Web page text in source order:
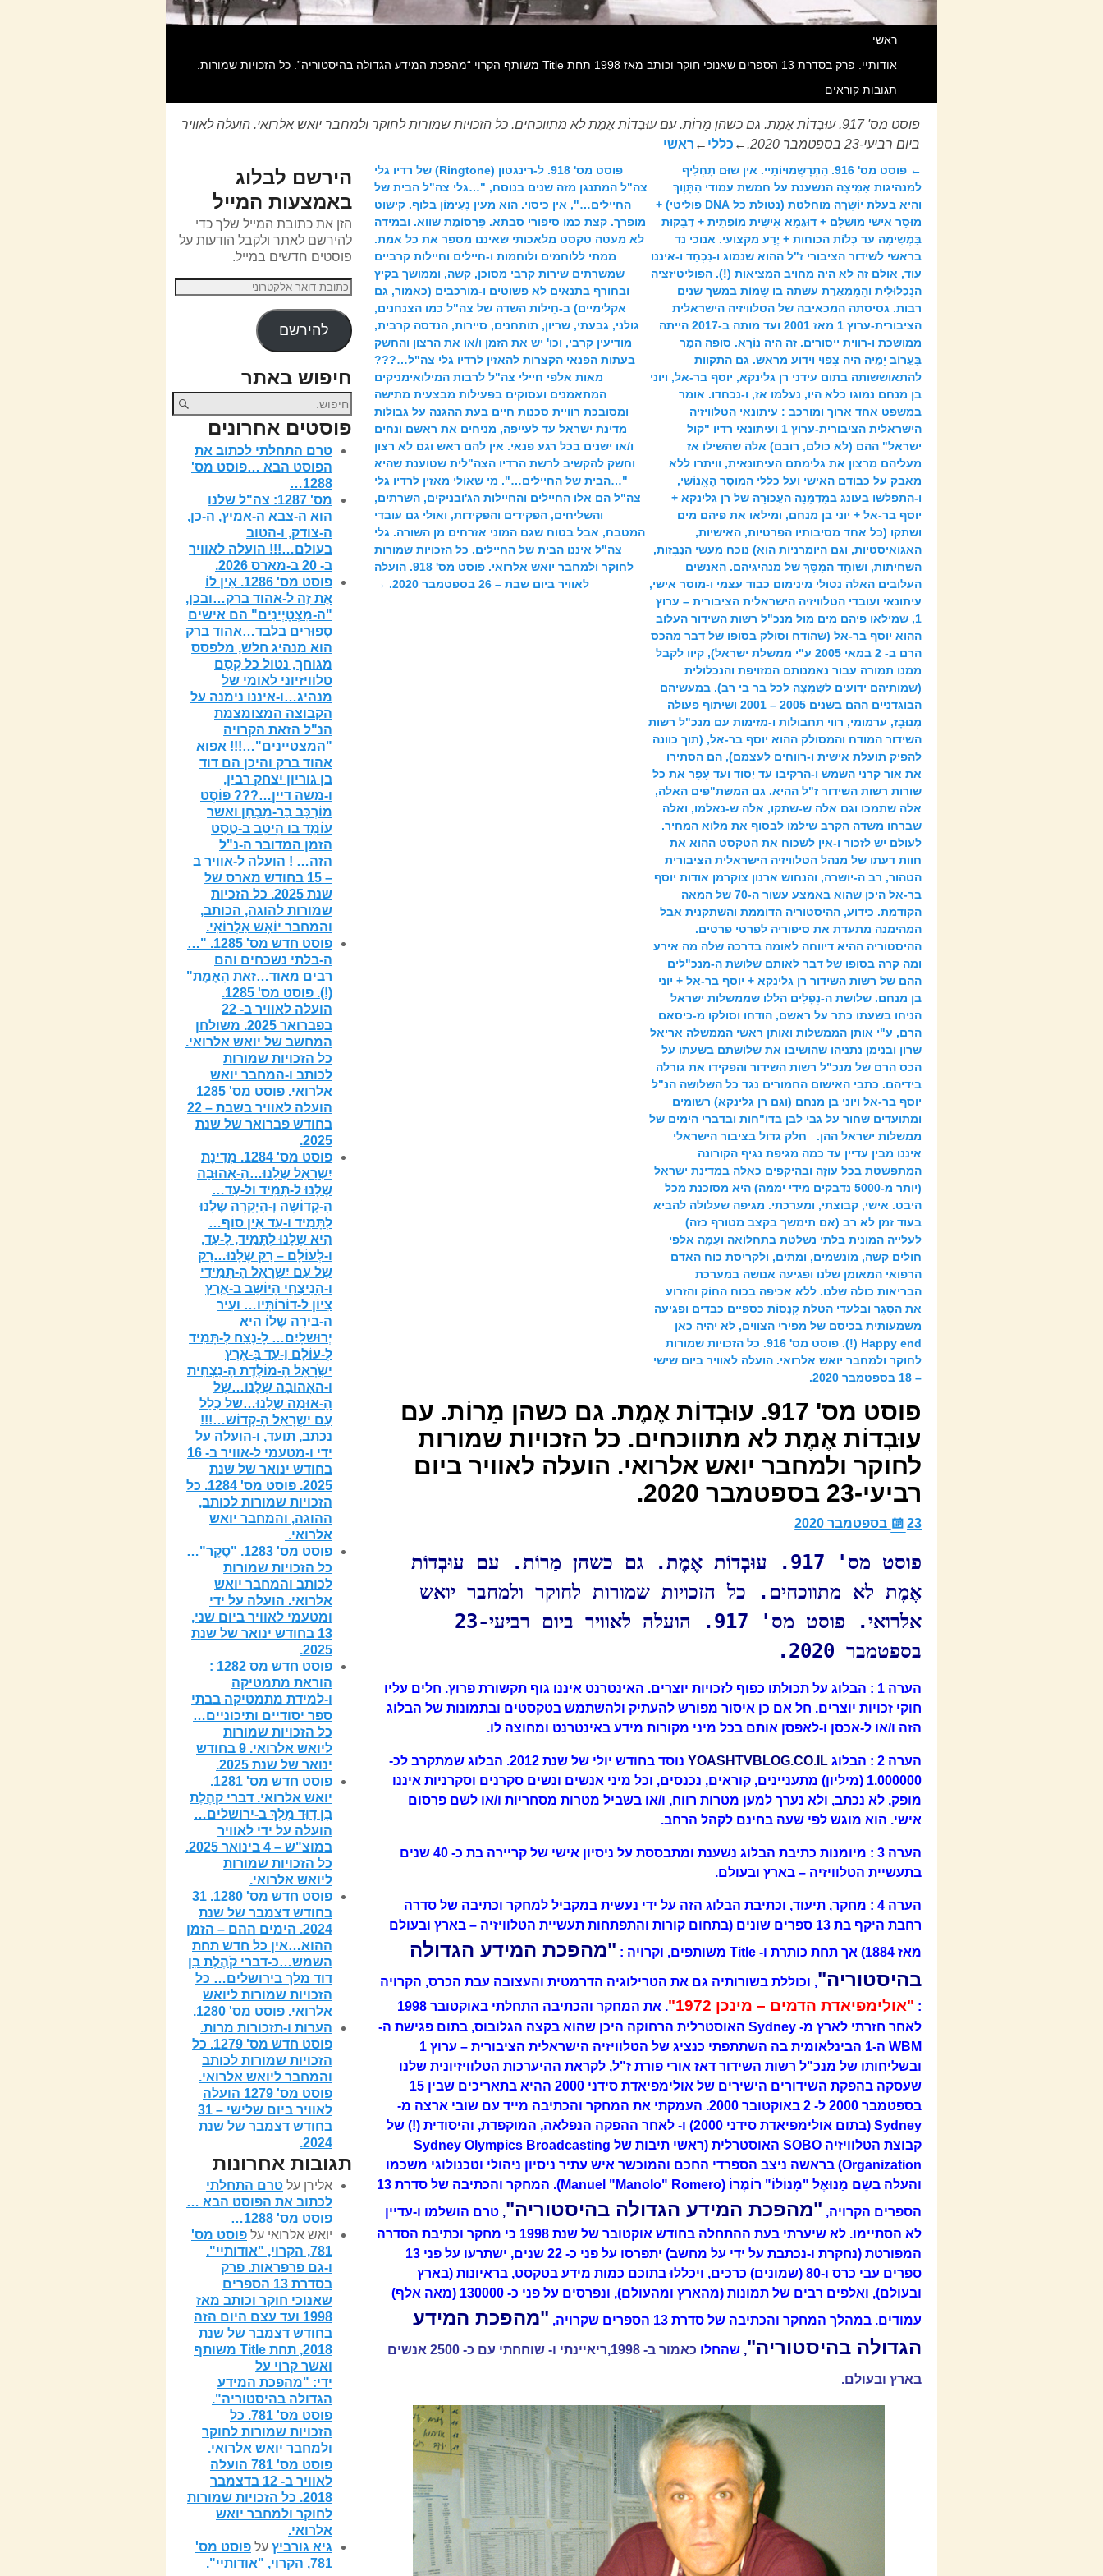
ראשי
אודותיי. פרק בסדרת 13 הספרים שאנוכי חוקר וכותב מאז 1998 תחת Title משותף הקרוי “מהפכת המידע הגדולה בהיסטוריה”. כל הזכויות שמורות.
תגובות קוראים
פוסט מס' 917. עוּבְדוֹת אֶמֶת. גם כשהן מַרוֹת. עם עוּבְדוֹת אֶמֶת לא מתווכחים. כל הזכויות שמורות לחוקר ולמחבר יואש אלרואי. הועלה לאוויר
ביום רביעי-23 בספטמבר 2020.
← כללי ← ראשי
ניווט בפוסטים
←
פוסט מס' 916. הִתְּרָשְמוּיוֹתַיי. אין שוּם תָּחְלִיף
למנהיגות אַמִיצָה הנשענת על חמשת עמודי הַתָּוֶוךְ
והיא בעלת יוֹשְרָה מוחלטת (נטולת כל DNA פוליטי) +
מוּסָר אישי מוּשְלָם + דוּגְמָא אִישִית מוֹפְתִית + דְבֵקוּת
בַּמְשִימָה עד כְּלוֹת הכוחות + יֶדַע מקצועי. אנוכי נד
בראשי לשידור הציבורי ז"ל ההוא שנמוג ו-נִכְחַד ו-איננו
עוד, אולם זה לא היה מחויב המציאות (!). הפוליטיזציה
הנַכְלוּלִית והָמַמְאֶרֶת עשתה בו שַמוֹת במשך שנים
רבות. גסיסתה המכאיבה של הטלוויזיה הישראלית
הציבורית-ערוץ 1 מאז 2001 ועד מותה ב-2017 הייתה
ממושכת ו-רווית ייסורים. זה היה נוֹרָא. סופה המַר
בַּעֲרוֹב יָמֶיה היה צָפוּי וידוע מראש. גם התקוות
להתאוששותה בתום עידני רן גלינקא, יוסף בר-אל, ויוני
בן מנחם נמוגו כלא היו, נעלמו אז, ו-נכחדו. אומר
במשפט אחד ארוך ומורכב : עיתונאי הטלוויזיה
הישראלית הציבורית-ערוץ 1 ועיתונאי רדיו "קול
ישראל" ההם (לא כולם, רובם) אלה שהשילו אז
מעליהם מרצון את גלימתם העיתונאית, וויתרו ללא
מאבק על כבודם האישי ועל כללי המוּסָר הָאֱנוֹשִי,
ו-התפלשו בעונג במַדְמֵנָה העֲכוּרָה של רן גלינקא +
יוסף בר-אל + יוני בן מנחם, ומילאו את פיהם מים
ושתקו (כל אחד מסיבותיו הפרטיות, האישיות,
האגואיסטיות, וגם היומרניות הוא) נוכח מעשי הנִבְזוּת,
השחיתות, ושוֹחַד המַסָּךְ של מנהיגיהם. האנשים
העלובים האלה נטולי מינימום כבוד עצמי ו-מוסר אישי,
עיתונאי ועובדי הטלוויזיה הישראלית הציבורית – ערוץ
1, שמילאו פיהם מים מול מנכ"ל רשות השידור העלוב
ההוא יוסף בר-אל (שהודח וסולק בסופו של דבר מהכס
הרם ב- 2 במאי 2005 ע"י ממשלת ישראל), קיוו לקבל
ממנו תמורה עבור נאמנותם המזויפת והנכלולית
(שמותיהם ידועים לשִמְצָה לכל בר בי רב). במעשיהם
הבוגדניים ההם בשנים 2005 – 2001 ושיתוף פעולה
מְנוּבָז, ערמומי, רווי תחבולות ו-מזימות עם מנכ"ל רשות
השידור המודח והמסולק ההוא יוסף בר-אל, (תוך כוונה
להפיק תועלת אישית ו-רווחים לעצמם), הם הסתירו
את אוֹר קרני השמש ו-הרקיבו עד יְסוֹד ועד עָפָר את כל
שורות רשות השידור ז"ל ההיא. גם המשת"פים האלה,
אלה שתמכו וגם אלה ש-שתקו, אלה ש-נאלמו, ואלה
שברחו משדה הקרב שילמו לבסוף את מלוא המחיר.
לעולם יש לזכור ו-אין לשכוח את הטקסט ההוא את
חוות דעתו של מנהל הטלוויזיה הישראלית הציבורית
הטהור, רב ה-יושרה, והנחוש ארנון צוקרמן אודות יוסף
בר-אל היכן שהוא באמצע עשור ה-70 של המאה
הקודמת. כידוע, ההיסטוריה הדוממת והשתקנית אבל
המהימנה מתעדת את סיפוריה לפרטי פרטים.
ההיסטוריה ההיא דיווחה לאומה בדרכה שלה מה אירע
ומה קרה בסופו של דבר לאותם שלושת ה-מנכ"לים
ההם של רשות השידור רן גלינקא + יוסף בר-אל + יוני
בן מנחם. שלושת ה-נְפָלִים הללו שממשלות ישראל
הניחו בשעתו כתר על ראשם, הודחו וסולקו מ-כיסאם
הרם, ע"י אותן הממשלות ואותן ראשי הממשלה אריאל
שרון ובנימן נתניהו שהושיבו את שלושתם בשעתו על
הכס הרם של מנכ"ל רשות השידור והפקידו את גורלה
בידיהם. כתבי האישום החמורים נגד כל השלושה הנ"ל
יוסף בר-אל ויוני בן מנחם (וגם רן גלינקא) רשומים
ומתועדים שחור על גבי לבן בדו"חות ובדברי הימים של
ממשלות ישראל ההן. חלק גדול בציבור הישראלי
איננו מבין עדיין עד כמה מגיפת נגיף הקורונה
המתפשטת בכל עוּזָה ובהיקפים כאלה במדינת ישראל
(יותר מ-5000 נדבקים מידי יממה) היא מסוכנת מכל
היבט. אישי, קבוצתי, ומערכתי. מגיפה שעלולה להביא
בעוד זמן לא רב (אם תימשך בקצב מטורף כזה)
לעלייה המונית בלתי נשלטת בתחלואה ועִמָה אלפי
חולים קשה, מונשמים, ומתים, ולקריסת כוח האדם
הרפואי המאומן שלנו ופגיעה אנושה במערכת
הבריאות כולה שלנו. ללא אכיפה בכוח החוֹק והזרוע
את הסֶגֶר ובלעדי הטלת קְנָסוֹת כספיים כבדים ופגיעה
משמעותית בכיסם של מפירי הצווים, לא יהיה כאן
Happy end (!). פוסט מס' 916. כל הזכויות שמורות
לחוקר ולמחבר יואש אלרואי. הועלה לאוויר ביום שישי
– 18 בספטמבר 2020.
פוסט מס' 918. ל-רינגטון (Ringtone) של רדיו גלי
צה"ל המתנגן מזה שנים בנוסח, "…גלי צה"ל הבית של
החיילים…", אין כיסוי. הוא מעין נְעִימוֹן בלוף. קישוט
מופרך. קצת כמו סיפורי סבתא. פִּרְסוֹמֶת שווא. ובמידה
לא מעטה טקסט מלאכותי שאיננו מספר את כל אמת.
ממתי ללוחמים ולוחמות ו-חיילים וחיילות קרביים
שמשרתים שירות קרבי מסוכן, קשה, וממושך בקיץ
ובחורף בתנאים לא פשוטים ו-מורכבים (כאמור, גם
אקלימיים) ב-חֵילות השדה של צה"ל כמו הצנחנים,
גולני, גבעתי, שריון, תותחנים, סיירות, הנדסה קרבית,
מודיעין קרבי, וכו' יש את הזמן ו/או את הרצון והחשק
בעתות הפנאי הקצרות להאזין לרדיו גלי צה"ל…???
מאות אלפי חיילי צה"ל לרבות המילואימניקים
המתאמנים ועסוקים בפעילות מבצעית מתישה
ומסובכת רוויית סכנות חיים בעת ההגנה על גבולות
מדינת ישראל עד לעייפה, מניחים את ראשם ונחים
ו/או ישנים בכל רגע פנאי. אין להם ראש וגם לא רצון
וחשק להקשיב לרשת הרדיו הצה"לית שטוענת שהיא
"…הבית של החיילים…". מי שאולי מאזין לרדיו גלי
צה"ל הם אלו החיילים והחיילות הג'ובניקים, השרתים,
והשליחים, הפקידים והפקידות, ואולי גם עובדי
המטבח, אבל בטוח שגם המוני אזרחים מן השורה. גלי
צה"ל איננו הבית של החיילים. כל הזכויות שמורות
לחוקר ולמחבר יואש אלרואי. פוסט מס' 918. הועלה
לאוויר ביום שבת – 26 בספטמבר 2020.
→
פוסט מס' 917. עוּבְדוֹת אֶמֶת. גם כשהן מַרוֹת. עם
עוּבְדוֹת אֶמֶת לא מתווכחים. כל הזכויות שמורות
לחוקר ולמחבר יואש אלרואי. הועלה לאוויר ביום
רביעי-23 בספטמבר 2020.
23 בספטמבר 2020
פוסט מס' 917. עוּבְדוֹת אֶמֶת. גם כשהן מַרוֹת. עם עוּבְדוֹת
אֶמֶת לא מתווכחים. כל הזכויות שמורות לחוקר ולמחבר יואש
אלרואי. פוסט מס' 917. הועלה לאוויר ביום רביעי-23
בספטמבר 2020.
הערה 1 : הבלוג על תכולתו כפוף לזכויות יוצרים. האינטרנט איננו גוף תקשורת פרוץ. חלים עליו
חוקי זכויות יוצרים. חַל אם כן איסור מפורש להעתיק ולהשתמש בטקסטים ובתמונות של הבלוג
הזה ו/או ל-אכסן ו-לאפסן אותם בכל מיני מקורות מידע באינטרנט ומחוצה לו.
הערה 2 : הבלוג YOASHTVBLOG.CO.IL
נוסד בחודש יולי של שנת 2012. הבלוג שמתקרב לכ-
1.000000 (מיליון) מתעניינים, קוראים, נכנסים, וכל מיני אנשים ונשים סקרנים וסקרניות איננו
מופק, לא נכתב, ולא נערך למען מטרות רווח, ו/או בשביל מטרות מסחריות ו/או לשֵם פרסום
אישי. הוא מוגש לפי שעה בחינם לקהל הרחב.
הערה 3 : מיומנות כתיבת הבלוג נשענת ומתבססת על ניסיון אישי של קריירה בת כ- 40 שנים
בתעשיית הטלוויזיה – בארץ ובעולם.
הערה 4 : מחקר, תיעוד, וכתיבת הבלוג הזה על ידי נעשית במקביל למחקר וכתיבה של סדרה
רחבת היקף בת 13 ספרים שונים (בתחום קורות והתפתחות תעשיית הטלוויזיה – בארץ ובעולם
מאז 1884) אך תחת כותרת ו- Title משותפים, וקרויה :
"מהפכת המידע הגדולה
בהיסטוריה", וכוללת בשורותיה גם את הטרילוגיה הדרמטית והעצובה עבת הכרס, הקרויה
: "אולימפיאדת הדמים – מינכן 1972"
. את המחקר והכתיבה התחלתי באוקטובר 1998
לאחר חזרתי לארץ מ- Sydney האוסטרלית הרחוקה היכן שהוא בקצה הגלובוס, בתום פגישת ה-
WBM ה-1 הבינלאומית בה השתתפתי כנציג של הטלוויזיה הישראלית הציבורית – ערוץ 1
ובשליחותו של מנכ"ל רשות השידור דאז אורי פורת ז"ל, לקראת ההיערכות הטלוויזיונית שלנו
שעסקה בהפקת השידורים הישירים של אולימפיאדת סידני 2000 ההיא בתאריכים שבין 15
בספטמבר 2000 ל- 2 באוקטובר 2000. העמקתי את המחקר והכתיבה מייד עם שובי ארצה מ-
Sydney (בתום אולימפיאדת סידני 2000) ו- לאחר ההפקה הנפלאה, המוקפדת, והיסודית (!) של
קבוצת הטלוויזיה SOBO האוסטרלית (ראשי תיבות של Sydney Olympics Broadcasting
Organization) בראשה ניצב הספרדי החכם והמוכשר איש עתיר ניסיון ניהולי וטכנולוגי משכמו
והעלה בשֵם מַנוּאֶל "מָנוֹלוֹ" רוֹמֶרוֹ (Manuel "Manolo" Romero). המחקר והכתיבה של סדרת 13
הספרים הקרויה, "מהפכת המידע הגדולה בהיסטוריה", טרם הושלמו ו-עדיין
לא הסתיימו. לא שיערתי בעת ההתחלה בחודש אוקטובר של שנת 1998 כי מחקר וכתיבת הסדרה
המפורטת (נחקרת ו-נכתבת על ידי על מחשב) יתפרסו על פני כ- 22 שנים, ישתרעו על פני 13
ספרים עבי כרס ו-80 (שמונים) כרכים, ויכללוּ בתוכם כמות מידע בטקסט, בראיונות (בארץ
ובעולם), ואלפים רבים של תמונות (מהארץ ומהעולם), ונפרסים על פני כ- 130000 (מאה אלף)
עמודים. במהלך המחקר והכתיבה של סדרת 13 הספרים שקרויה,
"מהפכת המידע
הגדולה בהיסטוריה", שהחלו כאמור ב- 1998,ריאיינתי ו- שוחחתי עם כ- 2500 אנשים
בארץ ובעולם.
הירשם לבלוג
באמצעות המייל
הזן את כתובת המייל שלך כדי
להירשם לאתר ולקבל הודעות על
פוסטים חדשים במייל.
להירשם
חיפוש באתר
פוסטים אחרונים
טרם התחלתי לכתוב את
הפוסט הבא …פוסט מס'
1288…
מס' 1287: צה"ל שלנו
הוא ה-צבא ה-אמיץ, ה-כן,
ה-צודק, ו-הטוב
בעולם…!!! הועלה לאוויר
ב- 20 ב-מארס 2026.
פוסט מס' 1286. אֵין לוֹ
אֶת זֶה ל-אהוד ברק…ובכן,
"ה-מִצְטָיְינִים" הם אישים
סְפוּרִים בלבד…אהוד ברק
הוא מנהיג חלש, מלפסס
מגוחך, נטול כל קֶסֶם
טלוויזיוני לאומי של
מנהיג…ו-איננו נימנה על
הקבוצה המצומצמת
הנ"ל הזאת הקרויה
"המצטיינים"…!!! אפוא
אהוד ברק והיכן הם דוד
בן גוריון יצחק רבין,
ו-משה דיין…??? פּוֹסְט
מוֹרְכָּב בַּר-מִבְחָן ואשר
עוֹמֵד בו הֵיטֵב ב-טֶסְט
הזמן המדובר ה-נ"ל
הזה… ! הועלה ל-אוויר ב
– 15 בחודש מארס של
שנת 2025. כל הזכיות
שמורות להוגה, הכותב,
והמחבר יוֹאָש אַלְרוֹאִי.
פוסט חדש מס' 1285. "…
ה-בלתי נשכחים והם
רבים מאוד…זאת הָאֶמֶת"
(!). פוסט מס' 1285.
הועלה לאוויר ב- 22
בפברואר 2025. משולחן
המחשב של יואש אלרואי.
כל הזכויות שמורות
לכותב ו-המחבר יואש
אלרואי. פוסט מס' 1285
הועלה לאוויר בשבת – 22
בחודש פברואר של שנת
2025.
פוסט מס' 1284. מְדִינָת
יִשְרָאֵל שֶלָנוּ…הָ-אָהוּבָה
שֶלָנוּ ל-תָּמִיד ול-עַד…
הָ-קְדוֹשָה וְ-הָיְקָרָה שֶלָנוּ
לְתָּמִיד ו-עַד אֵין סוֹף…
הִיא שֶלָנוּ לְתָּמִיד, לָ-עַד,
ו-לְעוֹלָם – רַק שֶלָנוּ…רַק
שֶל עַם יִשְרָאֵל הָ-תְּמִידִי
ו-הָנִיצְחִי הָיוֹשֵב ב-אֶרֶץ
צִיוֹן ל-דוֹרוֹתָּיו… ועִיר
ה-בִּירָה שֶלוֹ הִיא
יְרוּשלָיִם… לָ-נֶצַח לְ-תָּמִיד
לְ-עוֹלָם וַ-עֵד בְּ-אֶרֶץ
יִשְֹרָאֵל הָ-מוֹלֶדֶת הָ-נִצְחִית
ו-האָהוּבָה שֶלָנוּ…שֶל
הָ-אוּמָה שֶלָנוּ…של כְּלָל
עַם יִשְרָאֵל הָ-קָדוֹש…!!!
נכתב, תועד, ו-הועלה על
ידי ו-מטעמי ל-אוויר ב- 16
בחודש ינואר של שנת
2025. פוסט מס' 1284. כל
הזכויות שמורות לכותב,
ההוגה, והמחבר יואש
אלרואי.
פוסט מס' 1283. "סֶקֶר"…
כל הזכויות שמורות
לכותב והמחבר יואש
אלרואי. הועלה על ידי
ומטעמי לאוויר ביום שני,
13 בחודש ינואר של שנת
2025.
פוסט חדש מס 1282 :
הוראת מתמטיקה
ו-למידת מתמטיקה בבתי
ספר יסודיים ותיכוניים…
כל הזכויות שמורות
ליואש אלרואי. 9 בחודש
ינואר של שנת 2025.
פוסט חדש מס' 1281.
יואש אלרואי. דברי קֹהֶלֶת
בֶּן דָוִּד מֶלֶךְ ב-ירושלים…
הועלה על ידי לאוויר
במוצ"ש – 4 בינואר 2025.
כל הזכויות שמורות
ליואש אלרואי.
פוסט חדש מס' 1280. 31
בחודש דצמבר של שנת
2024. הימים ההם – הזמן
ההוא…אין כל חדש תחת
השמש…כ-דברי קֹהֶלֶת בִן
דוד מלך בירושלים… כל
הזכויות שמורות ליואש
אלרואי. פוסט מס' 1280.
הערות ו-תזכורות מרות.
פוסט חדש מס' 1279. כל
הזכויות שמורות לכותב
והמחבר ליואש אלרואי.
פוסט מס' 1279 הועלה
לאוויר ביום שלישי – 31
בחודש דצמבר של שנת
2024.
תגובות אחרונות
אלירן על טרם התחלתי
לכתוב את הפוסט הבא …
פוסט מס' 1288…
יואש אלרואי על פוסט מס'
781, הקרוי, "אודותיי".
ו-גם פרפראות. פרק
בסדרת 13 הספרים
שאנוכי חוקר וכותב מאז
1998 ועד עצם היום הזה
בחודש דצמבר של שנת
2018, תחת Title משותף
ואשר קרוי על
ידי: "מהפכת המידע
הגדולה בהיסטוריה".
פוסט מס' 781. כל
הזכויות שמורות לחוקר
ולמחבר יואש אלרואי.
פוסט מס' 781 הועלה
לאוויר ב- 12 בדצמבר
2018. כל הזכויות שמורות
לחוקר ולמחבר יואש
אלרואי.
גיא גורביץ על פוסט מס'
781, הקרוי, "אודותיי".